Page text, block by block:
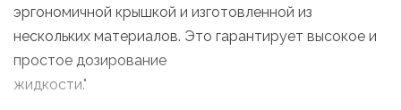
эргономичной крышкой и изготовленной из
нескольких материалов. Это гарантирует высокое и
простое дозирование
жидкости."